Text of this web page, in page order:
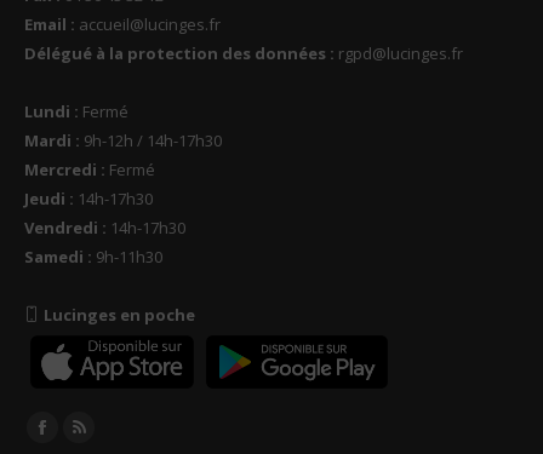
Email : accueil@lucinges.fr
Délégué à la protection des données : rgpd@lucinges.fr
Lundi : Fermé
Mardi : 9h-12h / 14h-17h30
Mercredi : Fermé
Jeudi : 14h-17h30
Vendredi : 14h-17h30
Samedi : 9h-11h30
Lucinges en poche
Trouvez nous sur :
Facebook